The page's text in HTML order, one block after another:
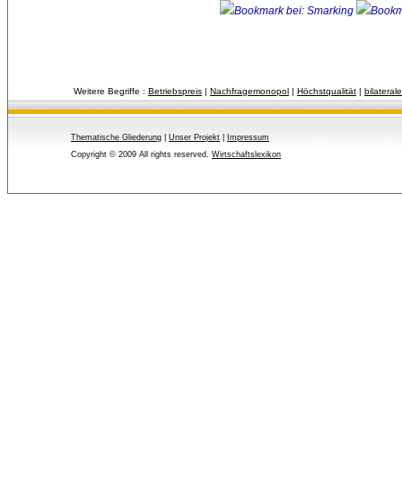
Weitere Begriffe : Betriebspreis | Nachfragemonopol | Höchstqualität |
Thematische Gliederung Unser Projekt
Impressum
Copyright © 2009 All rights reserved. Wirtschaftslexikon